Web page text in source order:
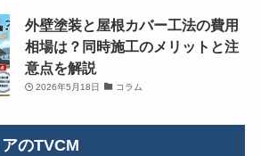
外壁塗装と屋根カバー工法の費用
相場は？同時施工のメリットと注
意点を解説
2026年5月18日 コラム
のTVCM